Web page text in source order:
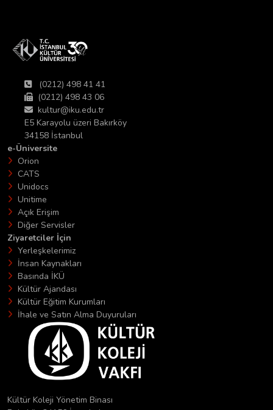
(0212) 498 41 41
(0212) 498 43 06
kultur@iku.edu.tr
E5 Karayolu üzeri Bakırköy
34158 İstanbul
e-Üniversite
Orion
CATS
Unidocs
Unitime
Açık Erişim
Diğer Servisler
Ziyaretciler İçin
Yerleşkelerimiz
İnsan Kaynakları
Basında İKÜ
Kültür Ajandası
Kültür Eğitim Kurumları
İhale ve Satın Alma Duyuruları
Kültür Koleji Yönetim Binası